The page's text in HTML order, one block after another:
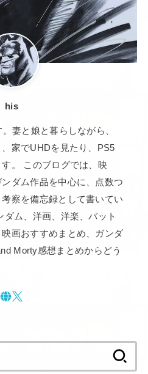
his
妻と娘と暮らしながら、
家でUHDを見たり、PS5
。 このブログでは、映
ダム作品を中心に、点数つ
察を備忘録として書いてい
ダム、洋画、洋楽、バット
画おすすめまとめ、ガンダ
Morty感想まとめからどう
索: